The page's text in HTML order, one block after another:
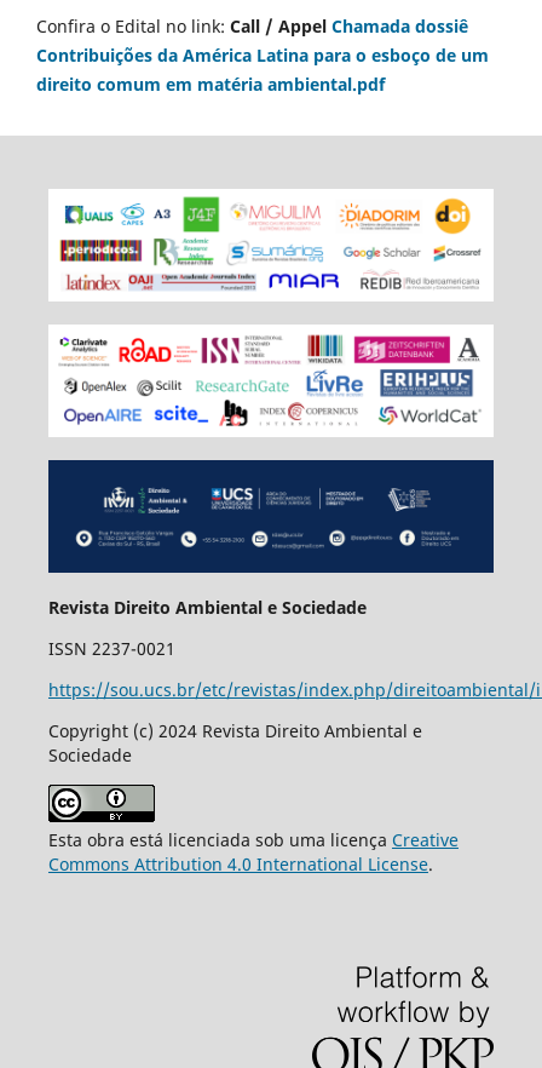
Confira o Edital no link: Call / Appel Chamada dossiê
Contribuições da América Latina para o esboço de um
direito comum em matéria ambiental.pdf
Revista Direito Ambiental e Sociedade
ISSN 2237-0021
https://sou.ucs.br/etc/revistas/index.php/direitoambiental/
Copyright (c) 2024 Revista Direito Ambiental e
Sociedade
Esta obra está licenciada sob uma licença Creative
Commons Attribution 4.0 International License.